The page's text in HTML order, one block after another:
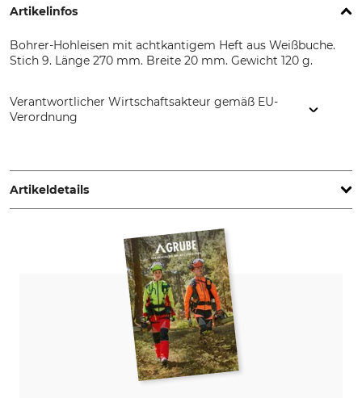
Artikelinfos
Bohrer-Hohleisen mit achtkantigem Heft aus Weißbuche.
Stich 9. Länge 270 mm. Breite 20 mm. Gewicht 120 g.
Verantwortlicher Wirtschaftsakteur gemäß EU-
Verordnung
Remscheid, Germany, www.kirschen.de
Artikeldetails
Produkttyp
Hohleisen
Modellbezeichnung
Herstellung
Made in Germany